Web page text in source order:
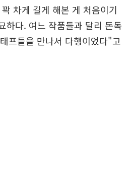
차게 길게 해본 게 처음이기
하다. 여느 작품들과 달리 돈독
프들을 만나서 다행이었다"고